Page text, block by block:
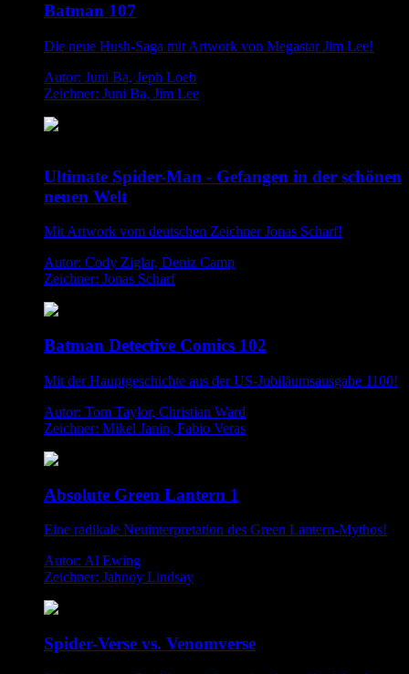
Batman 107
Die neue Hush-Saga mit Artwork von Megastar Jim Lee!
Autor: Juni Ba, Jeph Loeb
Zeichner: Juni Ba, Jim Lee
Ultimate Spider-Man - Gefangen in der schönen
neuen Welt
Mit Artwork vom deutschen Zeichner Jonas Scharf!
Autor: Cody Ziglar, Deniz Camp
Zeichner: Jonas Scharf
Batman Detective Comics 102
Mit der Hauptgeschichte aus der US-Jubiläumsausgabe 1100!
Autor: Tom Taylor, Christian Ward
Zeichner: Mikel Janin, Fabio Veras
Absolute Green Lantern 1
Eine radikale Neuinterpretation des Green Lantern-Mythos!
Autor: Al Ewing
Zeichner: Jahnoy Lindsay
Spider-Verse vs. Venomverse